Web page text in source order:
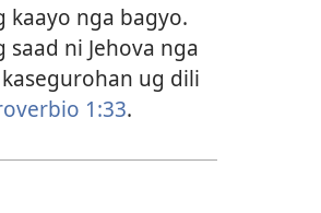
kaayo nga bagyo.
ni Jehova nga
ug dili
1:33.